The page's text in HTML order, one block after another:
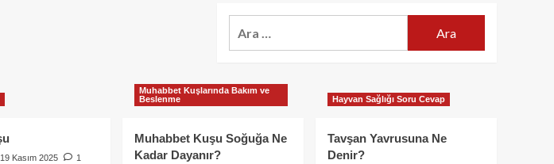
19 Kasım 2025 1
Muhabbet Kuşlarında Bakım ve
Beslenme
Muhabbet Kuşu Soğuğa Ne
Kadar Dayanır?
Hayvan Sağlığı Soru Cevap
Tavşan Yavrusuna Ne
Denir?